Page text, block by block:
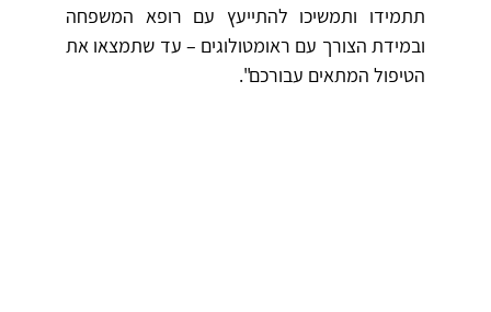
תתמידו ותמשיכו להתייעץ עם רופא המשפחה
ובמידת הצורך עם ראומטולוגים – עד שתמצאו את
הטיפול המתאים עבורכם".